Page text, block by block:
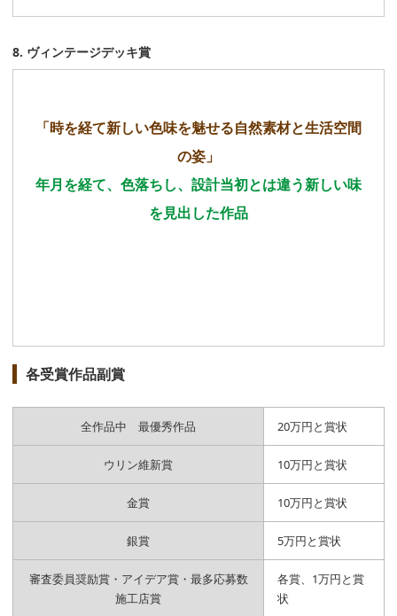
8. ヴィンテージデッキ賞
「時を経て新しい色味を魅せる自然素材と生活空間
の姿」
年月を経て、色落ちし、設計当初とは違う新しい味
を見出した作品
各受賞作品副賞
全作品中 最優秀作品 20万円と賞状
ウリン維新賞 10万円と賞状
金賞 10万円と賞状
銀賞 5万円と賞状
審査委員奨励賞・アイデア賞・最多応募数
施工店賞
各賞、1万円と賞
状